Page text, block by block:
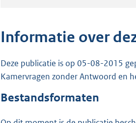
Informatie over
Deze publicatie is op 05-08-2015
Kamervragen zonder Antwoord en
Bestandsformaten